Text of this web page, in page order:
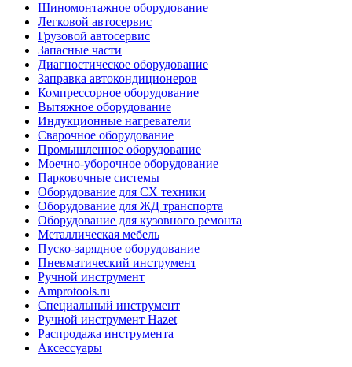
Шиномонтажное оборудование
Легковой автосервис
Грузовой автосервис
Запасные части
Диагностическое оборудование
Заправка автокондиционеров
Компрессорное оборудование
Вытяжное оборудование
Индукционные нагреватели
Сварочное оборудование
Промышленное оборудование
Моечно-уборочное оборудование
Парковочные системы
Оборудование для СХ техники
Оборудование для ЖД транспорта
Оборудование для кузовного ремонта
Металлическая мебель
Пуско-зарядное оборудование
Пневматический инструмент
Ручной инструмент
Amprotools.ru
Специальный инструмент
Ручной инструмент Hazet
Распродажа инструмента
Аксессуары